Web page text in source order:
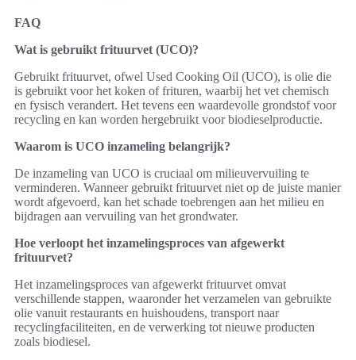
FAQ
Wat is gebruikt frituurvet (UCO)?
Gebruikt frituurvet, ofwel Used Cooking Oil (UCO), is olie die
is gebruikt voor het koken of frituren, waarbij het vet chemisch
en fysisch verandert. Het tevens een waardevolle grondstof voor
recycling en kan worden hergebruikt voor biodieselproductie.
Waarom is UCO inzameling belangrijk?
De inzameling van UCO is cruciaal om milieuvervuiling te
verminderen. Wanneer gebruikt frituurvet niet op de juiste manier
wordt afgevoerd, kan het schade toebrengen aan het milieu en
bijdragen aan vervuiling van het grondwater.
Hoe verloopt het inzamelingsproces van afgewerkt
frituurvet?
Het inzamelingsproces van afgewerkt frituurvet omvat
verschillende stappen, waaronder het verzamelen van gebruikte
olie vanuit restaurants en huishoudens, transport naar
recyclingfaciliteiten, en de verwerking tot nieuwe producten
zoals biodiesel.